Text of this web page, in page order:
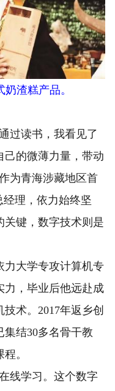
渣糕产品。
读书，我看见了
己的微薄力量，带动
为青海涉藏地区首
经理，依力始终坚
关键，数字技术则是
大学专攻计算机专
力，毕业后他远赴成
术。2017年返乡创
结30多名骨干教
。
线学习。这个数字